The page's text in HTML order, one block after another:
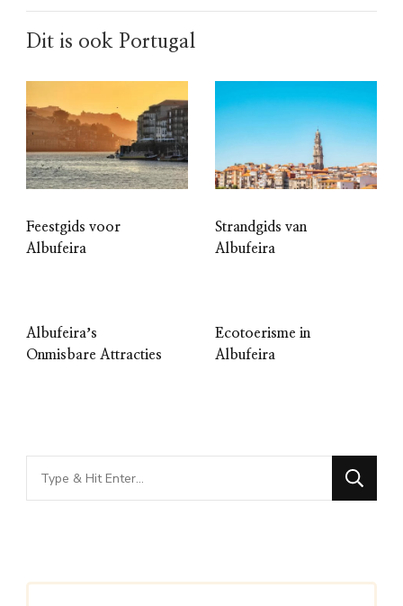
Dit is ook Portugal
Feestgids voor
Albufeira
Strandgids van
Albufeira
Albufeiraʼs
Onmisbare Attracties
Ecotoerisme in
Albufeira
Looking
for